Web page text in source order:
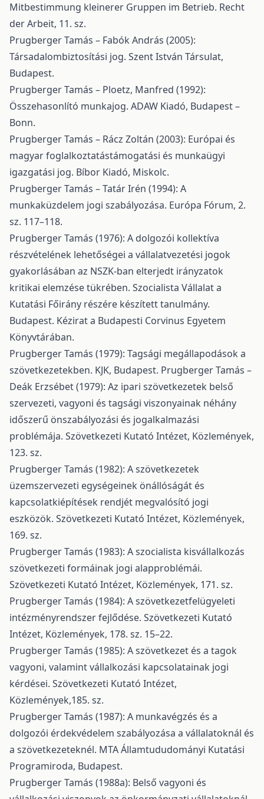
Mitbestimmung kleinerer Gruppen im Betrieb. Recht
der Arbeit, 11. sz.
Prugberger Tamás – Fabók András (2005):
Társadalombiztosítási jog. Szent István Társulat,
Budapest.
Prugberger Tamás – Ploetz, Manfred (1992):
Összehasonlító munkajog. ADAW Kiadó, Budapest –
Bonn.
Prugberger Tamás – Rácz Zoltán (2003): Európai és
magyar foglalkoztatástámogatási és munkaügyi
igazgatási jog. Bíbor Kiadó, Miskolc.
Prugberger Tamás – Tatár Irén (1994): A
munkaküzdelem jogi szabályozása. Európa Fórum, 2.
sz. 117–118.
Prugberger Tamás (1976): A dolgozói kollektíva
részvételének lehetőségei a vállalatvezetési jogok
gyakorlásában az NSZK-ban elterjedt irányzatok
kritikai elemzése tükrében. Szocialista Vállalat a
Kutatási Főirány részére készített tanulmány.
Budapest. Kézirat a Budapesti Corvinus Egyetem
Könyvtárában.
Prugberger Tamás (1979): Tagsági megállapodások a
szövetkezetekben. KJK, Budapest. Prugberger Tamás –
Deák Erzsébet (1979): Az ipari szövetkezetek belső
szervezeti, vagyoni és tagsági viszonyainak néhány
időszerű önszabályozási és jogalkalmazási
problémája. Szövetkezeti Kutató Intézet, Közlemények,
123. sz.
Prugberger Tamás (1982): A szövetkezetek
üzemszervezeti egységeinek önállóságát és
kapcsolatkiépítések rendjét megvalósító jogi
eszközök. Szövetkezeti Kutató Intézet, Közlemények,
169. sz.
Prugberger Tamás (1983): A szocialista kisvállalkozás
szövetkezeti formáinak jogi alapproblémái.
Szövetkezeti Kutató Intézet, Közlemények, 171. sz.
Prugberger Tamás (1984): A szövetkezetfelügyeleti
intézményrendszer fejlődése. Szövetkezeti Kutató
Intézet, Közlemények, 178. sz. 15–22.
Prugberger Tamás (1985): A szövetkezet és a tagok
vagyoni, valamint vállalkozási kapcsolatainak jogi
kérdései. Szövetkezeti Kutató Intézet,
Közlemények,185. sz.
Prugberger Tamás (1987): A munkavégzés és a
dolgozói érdekvédelem szabályozása a vállalatoknál és
a szövetkezeteknél. MTA Államtududományi Kutatási
Programiroda, Budapest.
Prugberger Tamás (1988a): Belső vagyoni és